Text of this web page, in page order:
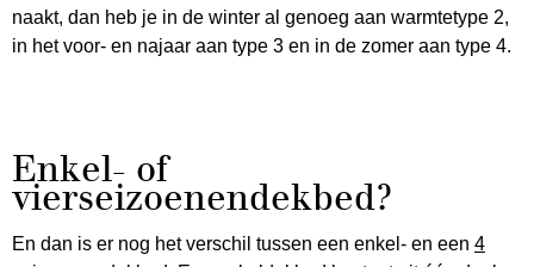
naakt, dan heb je in de winter al genoeg aan warmtetype 2,
in het voor- en najaar aan type 3 en in de zomer aan type 4.
Enkel- of
vierseizoenendekbed?
En dan is er nog het verschil tussen een enkel- en een 4